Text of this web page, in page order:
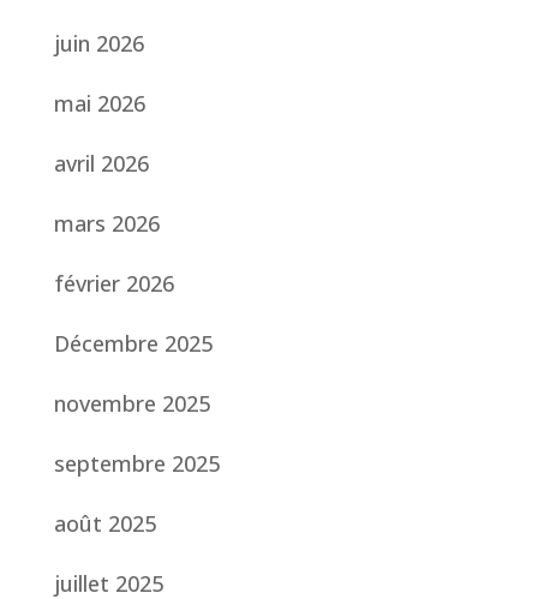
juin 2026
mai 2026
avril 2026
mars 2026
février 2026
Décembre 2025
novembre 2025
septembre 2025
août 2025
juillet 2025